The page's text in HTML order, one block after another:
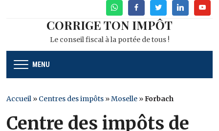
WhatsAppFacebookTwitterLinkedin
CORRIGE TON IMPÔT
Le conseil fiscal à la portée de tous !
MENU
Accueil » Centres des impôts »Moselle »Forbach
Centre des impôts de